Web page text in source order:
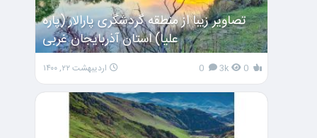
تصاویر زیبا از منطقه گردشگری پارالار (پاره
علیا) استان آذربایجان غربی
3k اردیبهشت ۲۲, ۱۴۰۰